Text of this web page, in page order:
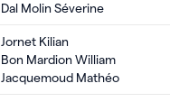
Dal Molin Séverine
Jornet Kilian
Bon Mardion William
Jacquemoud Mathéo